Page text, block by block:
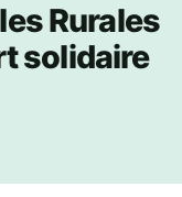
Rurales
solidaire